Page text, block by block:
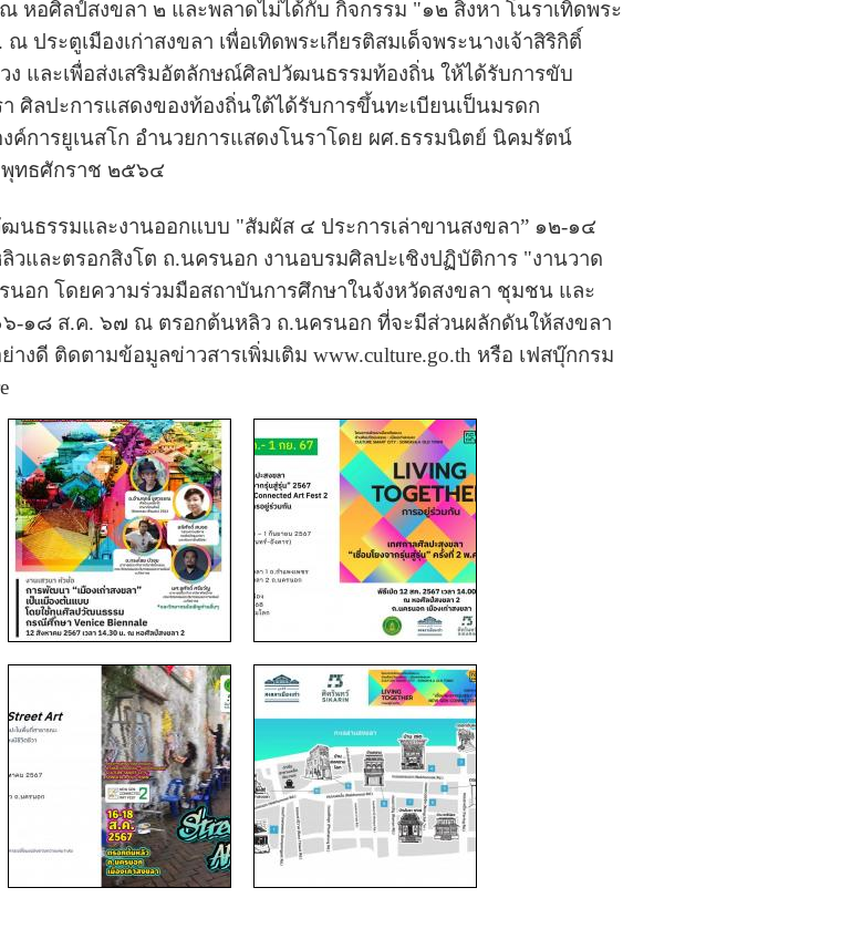
หอศิลป์สงขลา ๒ และพลาดไม่ได้กับ กิจกรรม "๑๒ สิงหา โนราเทิดพระ
ประตูเมืองเก่าสงขลา เพื่อเทิดพระเกียรติสมเด็จพระนางเจ้าสิริกิติ์
และเพื่อส่งเสริมอัตลักษณ์ศิลปวัฒนธรรมท้องถิ่น ให้ได้รับการขับ
ศิลปะการแสดงของท้องถิ่นใต้ได้รับการขึ้นทะเบียนเป็นมรดก
การยูเนสโก อำนวยการแสดงโนราโดย ผศ.ธรรมนิตย์ นิคมรัตน์
พุทธศักราช ๒๕๖๔
ธรรมและงานออกแบบ "สัมผัส ๔ ประการเล่าขานสงขลา” ๑๒-๑๔
และตรอกสิงโต ถ.นครนอก งานอบรมศิลปะเชิงปฏิบัติการ "งานวาด
อก โดยความร่วมมือสถาบันการศึกษาในจังหวัดสงขลา ชุมชน และ
๖-๑๘ ส.ค. ๖๗ ณ ตรอกต้นหลิว ถ.นครนอก ที่จะมีส่วนผลักดันให้สงขลา
งดี ติดตามข้อมูลข่าวสารเพิ่มเติม www.culture.go.th หรือ เฟสบุ๊กกรม